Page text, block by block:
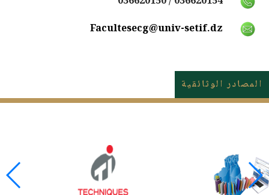
Facultesecg@univ-setif.dz
المصادر الوثائقية